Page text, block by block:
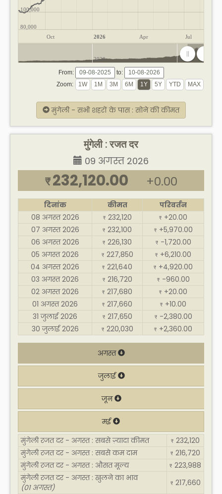
Oct 2026 Apr Jul
80,000
100,000
2020 2025
From:
to:
Zoom:
मुंगेली - सभी शहरों के पास : सोने की कीमत
मुंगेली : रजत दर
09 अगस्त 2026
₹ 232,120.00 +0.00
दिनांक कीमत
परिवर्तन
08 अगस्त 2026
₹ 232,120 ₹ +20.00
07 अगस्त 2026
₹ 232,100 ₹ +5,970.00
06 अगस्त 2026
₹ 226,130 ₹ -1,720.00
05 अगस्त 2026
₹ 227,850 ₹ +6,210.00
04 अगस्त 2026
₹ 221,640 ₹ +4,920.00
03 अगस्त 2026
₹ 216,720 ₹ -960.00
02 अगस्त 2026
₹ 217,680 ₹ +20.00
01 अगस्त 2026
₹ 217,660 ₹ +10.00
31 जुलाई 2026
₹ 217,650 ₹ -2,380.00
30 जुलाई 2026
₹ 220,030 ₹ +2,360.00
अगस्त
जुलाई
जून
मई
मुंगेली रजत दर - अगस्त : सबसे ज़्यादा कीमत
₹ 232,120
मुंगेली रजत दर - अगस्त : सबसे कम दाम
₹ 216,720
मुंगेली रजत दर - अगस्त : औसत मूल्य
₹ 223,988
मुंगेली रजत दर - अगस्त : खुलने का भाव
(01 अगस्त)
₹ 217,660